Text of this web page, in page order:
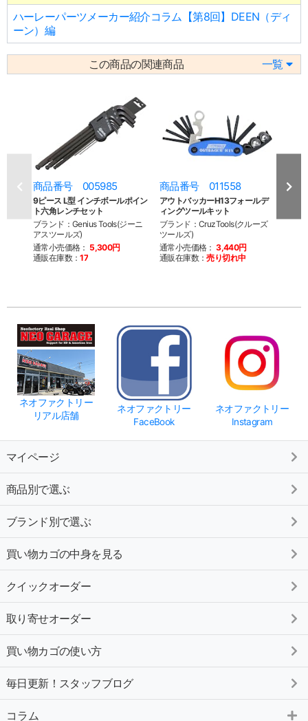
ハーレーパーツメーカー紹介コラム【第8回】DEEN（ディ
ーン）編
この商品の関連商品 一覧
商品番号 005985
9ピース L型 インチボールポイン
ト六角レンチセット
ブランド：Genius Tools(ジーニ
アスツールズ)
通常小売価格： 5,300円
通販在庫数：17
商品番号 011558
アウトバッカーH13フォールデ
ィングツールキット
ブランド：CruzTools(クルーズ
ツールズ)
通常小売価格： 3,440円
通販在庫数：売り切れ中
商
ネオファクトリー
リアル店舗
ネオファクトリー
FaceBook
ネオファクトリー
Instagram
マイページ
商品別で選ぶ
ブランド別で選ぶ
買い物カゴの中身を見る
クイックオーダー
取り寄せオーダー
買い物カゴの使い方
毎日更新！スタッフブログ
コラム